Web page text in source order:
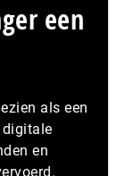
een
als een
digitale
en